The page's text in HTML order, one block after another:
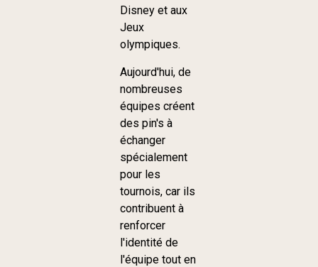
Disney et aux
Jeux
olympiques.
Aujourd'hui, de
nombreuses
équipes créent
des pin's à
échanger
spécialement
pour les
tournois, car ils
contribuent à
renforcer
l'identité de
l'équipe tout en